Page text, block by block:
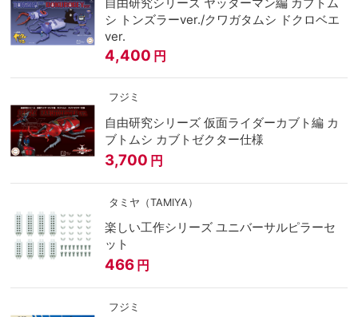
シ トンズラーver./クワガタムシ ドクロベエ
ver.
4,400 円
フジミ
自由研究シリーズ 仮面ライダーカブト編 カ
ブトムシ カブトゼクター仕様
3,700 円
タミヤ（TAMIYA）
楽しい工作シリーズ ユニバーサルピラーセ
ット
466 円
フジミ